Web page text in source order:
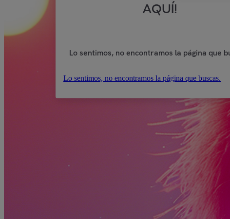
AQUÍ!
Lo sentimos, no encontramos la página que
Lo sentimos, no encontramos la página que buscas.